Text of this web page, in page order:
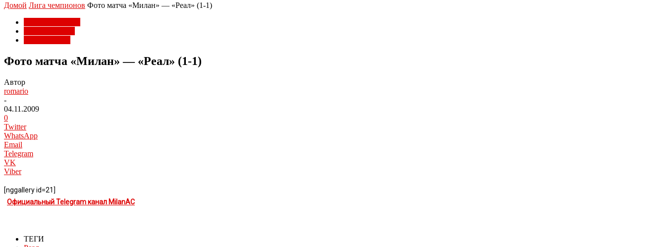
Домой Лига чемпионов Фото матча «Милан» — «Реал» (1-1)
Фото матча «Милан» — «Реал» (1-1)
Автор
romario
-
04.11.2009
0
Twitter
WhatsApp
Email
Telegram
VK
Viber
[nggallery id=21]
Официальный Telegram канал MilanAC
ТЕГИ